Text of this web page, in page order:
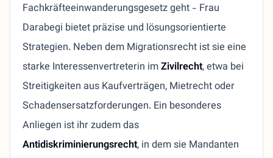
Fachkräfteeinwanderungsgesetz geht - Frau
Darabegi bietet präzise und lösungsorientierte
Strategien. Neben dem Migrationsrecht ist sie eine
starke Interessenvertreterin imZivilrecht, etwa bei
Streitigkeiten aus Kaufverträgen, Mietrecht oder
Schadensersatzforderungen. Ein besonderes
Anliegen ist ihr zudem das
Antidiskriminierungsrecht, in dem sie Mandanten